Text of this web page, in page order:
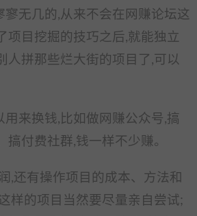
无几的,从来不会在网赚论坛这
项目挖掘的技巧之后,就能独立
人拼那些烂大街的项目了,可以
来换钱,比如做网赚公众号,搞
付费社群,钱一样不少赚。
,还有操作项目的成本、方法和
样的项目当然要尽量亲自尝试;